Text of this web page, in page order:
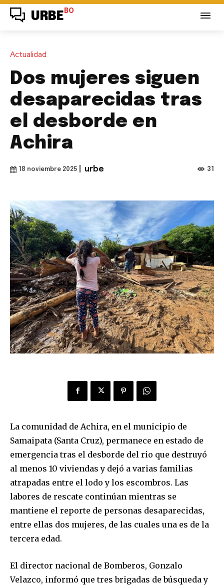
URBE BO
Actualidad
Dos mujeres siguen
desaparecidas tras
el desborde en
Achira
18 noviembre 2025 urbe 31
La comunidad de Achira, en el municipio de
Samaipata (Santa Cruz), permanece en estado de
emergencia tras el desborde del rio que destruyó
al menos 10 viviendas y dejó a varias familias
atrapadas entre el lodo y los escombros. Las
labores de rescate continúan mientras se
mantiene el reporte de personas desaparecidas,
entre ellas dos mujeres, de las cuales una es de la
tercera edad.
El director nacional de Bomberos, Gonzalo
Velazco, informó que tres brigadas de búsqueda y